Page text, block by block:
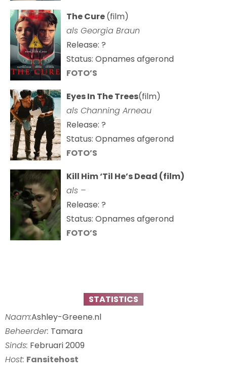
The Cure(film)
als Georgia Braun
Release: ?
Status: Opnames afgerond
FOTO’S
Eyes In The Trees(film)
als Channing Arneau
Release: ?
Status: Opnames afgerond
FOTO’S
Kill Him ‘Til He’s Dead (film)
als –
Release: ?
Status: Opnames afgerond
FOTO’S
STATISTICS
Naam:Ashley-Greene.nl
Beheerder: Tamara
Sinds: Februari 2009
Host: Fansitehost